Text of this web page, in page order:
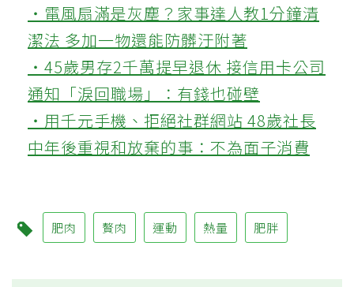
‧電風扇滿是灰塵？家事達人教1分鐘清
潔法 多加一物還能防髒汙附著
‧45歲男存2千萬提早退休 接信用卡公司
通知「淚回職場」：有錢也碰壁
‧用千元手機、拒絕社群網站 48歲社長
中年後重視和放棄的事：不為面子消費
肥肉 贅肉 運動 熱量 肥胖